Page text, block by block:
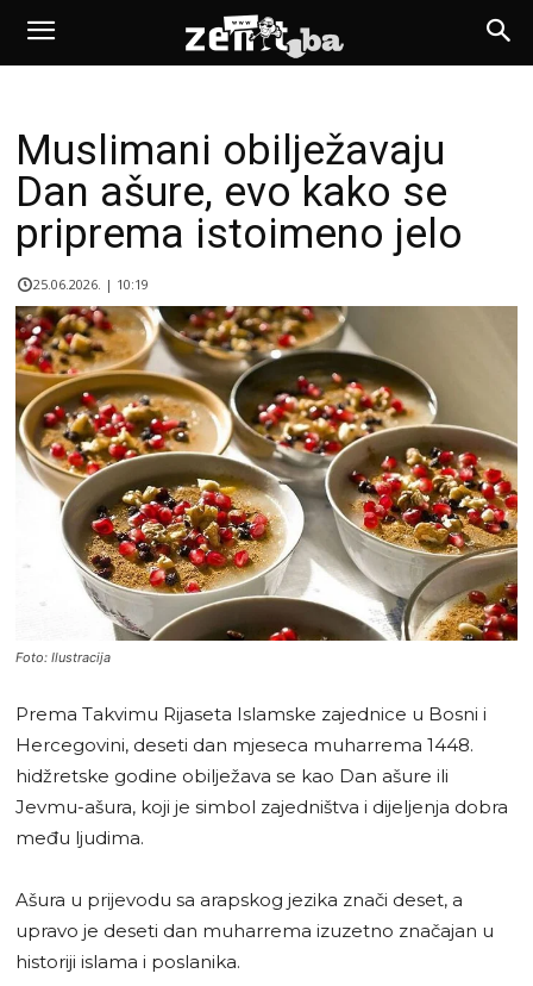
Muslimani obilježavaju
Dan ašure, evo kako se
priprema istoimeno jelo
25.06.2026. | 10:19
Foto: Ilustracija
Prema Takvimu Rijaseta Islamske zajednice u Bosni i
Hercegovini, deseti dan mjeseca muharrema 1448.
hidžretske godine obilježava se kao Dan ašure ili
Jevmu-ašura, koji je simbol zajedništva i dijeljenja dobra
među ljudima.
Ašura u prijevodu sa arapskog jezika znači deset, a
upravo je deseti dan muharrema izuzetno značajan u
historiji islama i poslanika.